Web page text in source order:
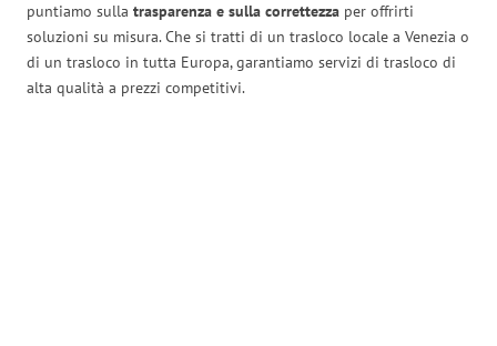
puntiamo sulla trasparenza e sulla correttezza per offrirti
soluzioni su misura. Che si tratti di un trasloco locale a Venezia o
di un trasloco in tutta Europa, garantiamo servizi di trasloco di
alta qualità a prezzi competitivi.